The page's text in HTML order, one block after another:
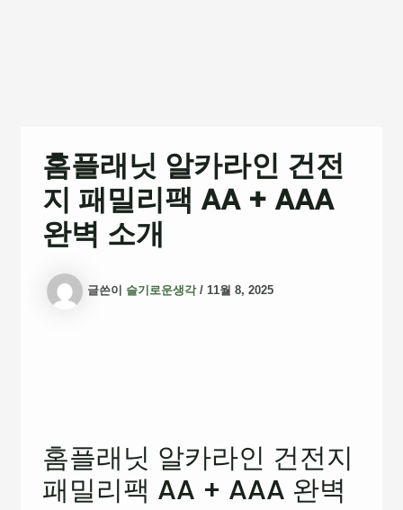
홈플래닛 알카라인 건전
지 패밀리팩 AA + AAA
완벽 소개
글쓴이 슬기로운생각 / 11월 8, 2025
홈플래닛 알카라인 건전지
패밀리팩 AA + AAA 완벽